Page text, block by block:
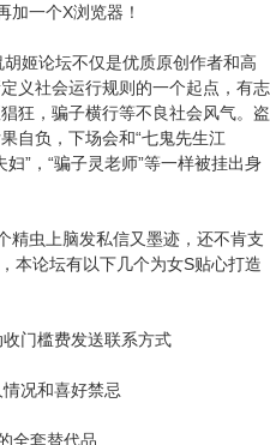
加一个X浏览器！
姬论坛不仅是优质原创作者和高
义社会运行规则的一个起点，有志
狂，骗子横行等不良社会风气。盗
自负，下场会和“七鬼先生江
妇”，“骗子灵老师”等一样被挂出身
精虫上脑发私信又墨迹，还不肯支
本论坛有以下几个为女S贴心打造
门槛费发送联系方式
况和喜好禁忌
全套替代品